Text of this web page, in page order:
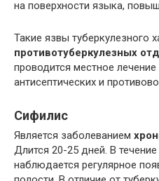
на поверхности языка,
Такие язвы туберкулезного
противотуберкулезных
проводится местное
антисептических и
Сифилис
Является заболеванием
Длится 20-25 дней. В
наблюдается регулярное